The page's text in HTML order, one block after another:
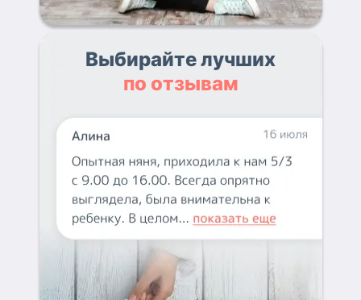
Выбирайте лучших
по отзывам